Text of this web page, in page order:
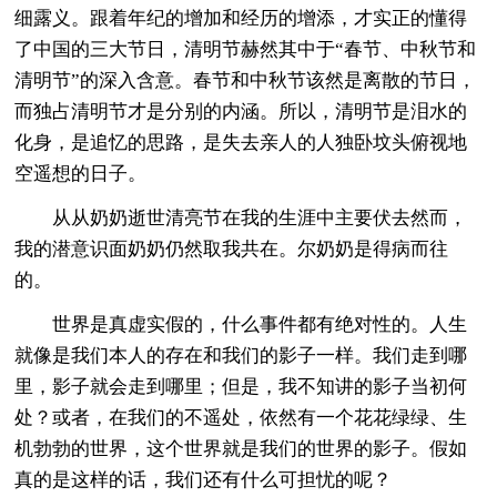
细露义。跟着年纪的增加和经历的增添，才实正的懂得
了中国的三大节日，清明节赫然其中于“春节、中秋节和
清明节”的深入含意。春节和中秋节该然是离散的节日，
而独占清明节才是分别的内涵。所以，清明节是泪水的
化身，是追忆的思路，是失去亲人的人独卧坟头俯视地
空遥想的日子。
从从奶奶逝世清亮节在我的生涯中主要伏去然而，
我的潜意识面奶奶仍然取我共在。尔奶奶是得病而往
的。
世界是真虚实假的，什么事件都有绝对性的。人生
就像是我们本人的存在和我们的影子一样。我们走到哪
里，影子就会走到哪里；但是，我不知讲的影子当初何
处？或者，在我们的不遥处，依然有一个花花绿绿、生
机勃勃的世界，这个世界就是我们的世界的影子。假如
真的是这样的话，我们还有什么可担忧的呢？